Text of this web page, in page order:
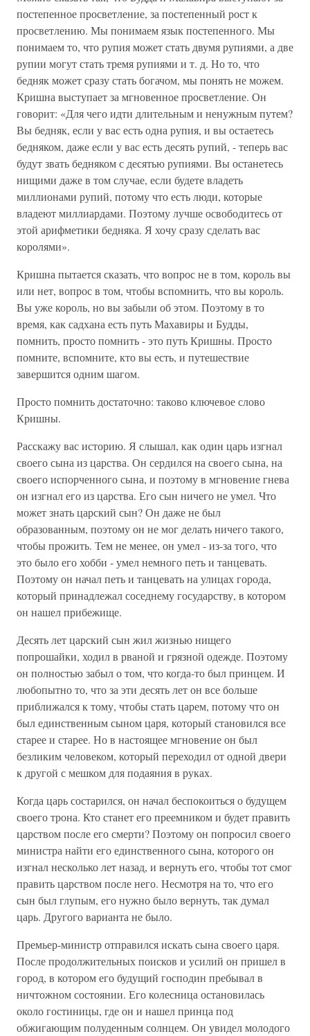
постепенное просветление, за постепенный рост к
просветлению. Мы понимаем язык постепенного. Мы
понимаем то, что рупия может стать двумя рупиями, а две
рупии могут стать тремя рупиями и т. д. Но то, что
бедняк может сразу стать богачом, мы понять не можем.
Кришна выступает за мгновенное просветление. Он
говорит: «Для чего идти длительным и ненужным путем?
Вы бедняк, если у вас есть одна рупия, и вы остаетесь
бедняком, даже если у вас есть десять рупий, - теперь вас
будут звать бедняком с десятью рупиями. Вы останетесь
нищими даже в том случае, если будете владеть
миллионами рупий, потому что есть люди, которые
владеют миллиардами. Поэтому лучше освободитесь от
этой арифметики бедняка. Я хочу сразу сделать вас
королями».
Кришна пытается сказать, что вопрос не в том, король вы
или нет, вопрос в том, чтобы вспомнить, что вы король.
Вы уже король, но вы забыли об этом. Поэтому в то
время, как садхана есть путь Махавиры и Будды,
помнить, просто помнить - это путь Кришны. Просто
помните, вспомните, кто вы есть, и путешествие
завершится одним шагом.
Просто помнить достаточно: таково ключевое слово
Кришны.
Расскажу вас историю. Я слышал, как один царь изгнал
своего сына из царства. Он сердился на своего сына, на
своего испорченного сына, и поэтому в мгновение гнева
он изгнал его из царства. Его сын ничего не умел. Что
может знать царский сын? Он даже не был
образованным, поэтому он не мог делать ничего такого,
чтобы прожить. Тем не менее, он умел - из-за того, что
это было его хобби - умел немного петь и танцевать.
Поэтому он начал петь и танцевать на улицах города,
который принадлежал соседнему государству, в котором
он нашел прибежище.
Десять лет царский сын жил жизнью нищего
попрошайки, ходил в рваной и грязной одежде. Поэтому
он полностью забыл о том, что когда-то был принцем. И
любопытно то, что за эти десять лет он все больше
приближался к тому, чтобы стать царем, потому что он
был единственным сыном царя, который становился все
старее и старее. Но в настоящее мгновение он был
безликим человеком, который переходил от одной двери
к другой с мешком для подаяния в руках.
Когда царь состарился, он начал беспокоиться о будущем
своего трона. Кто станет его преемником и будет править
царством после его смерти? Поэтому он попросил своего
министра найти его единственного сына, которого он
изгнал несколько лет назад, и вернуть его, чтобы тот смог
править царством после него. Несмотря на то, что его
сын был глупым, его нужно было вернуть, так думал
царь. Другого варианта не было.
Премьер-министр отправился искать сына своего царя.
После продолжительных поисков и усилий он пришел в
город, в котором его будущий господин пребывал в
ничтожном состоянии. Его колесница остановилась
около гостиницы, где он и нашел принца под
обжигающим полуденным солнцем. Он увидел молодого